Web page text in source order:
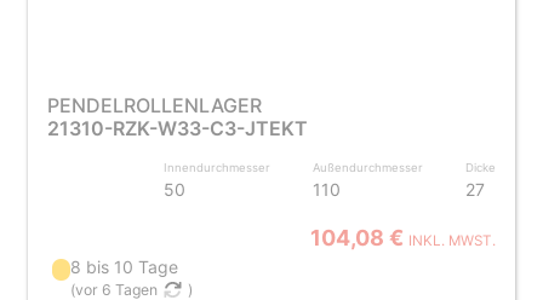
PENDELROLLENLAGER
21310-RZK-W33-C3-JTEKT
Innendurchmesser
50
Außendurchmesser
110
Dicke
27
104,08 € INKL. MWST.
8 bis 10 Tage
(vor 6 Tagen )